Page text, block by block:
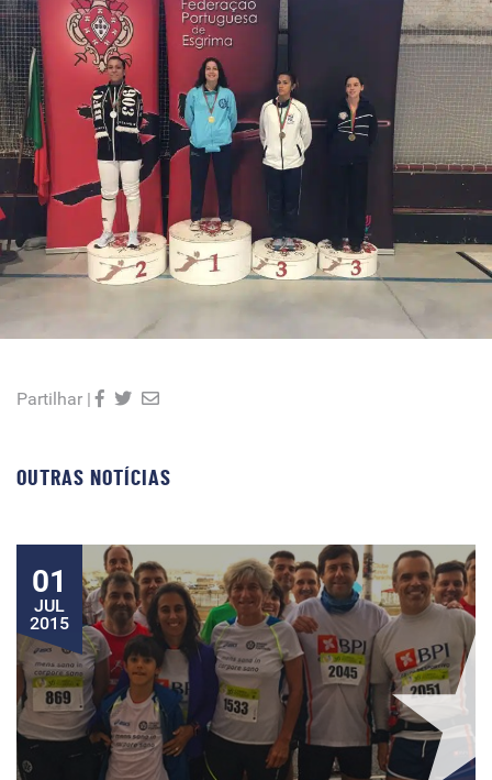
Partilhar |
OUTRAS NOTÍCIAS
01
JUL
2015